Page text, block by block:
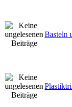
Basteln